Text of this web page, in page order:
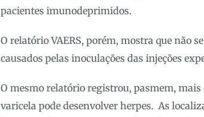
pacientes imunodeprimidos.
O relatório VAERS, porém, mostra que não
causados pelas inoculações das injeções
O mesmo relatório registrou, pasmem, mais
varicela pode desenvolver herpes. As